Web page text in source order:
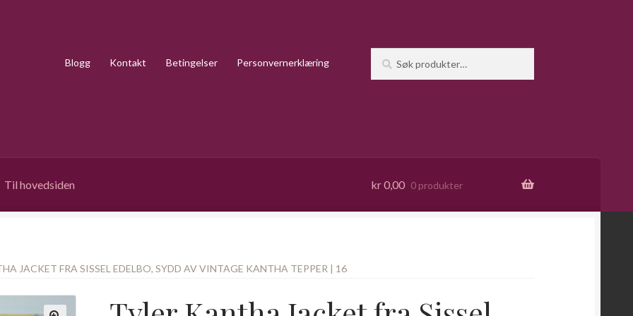
Blogg Kontakt Betingelser Personvernerklæring
etter:
Til hovedsiden kr0,00 0 produkter
JACKET FRA SISSEL EDELBO, SYDD AV VINTAGE KANTHA TEPPER | 16